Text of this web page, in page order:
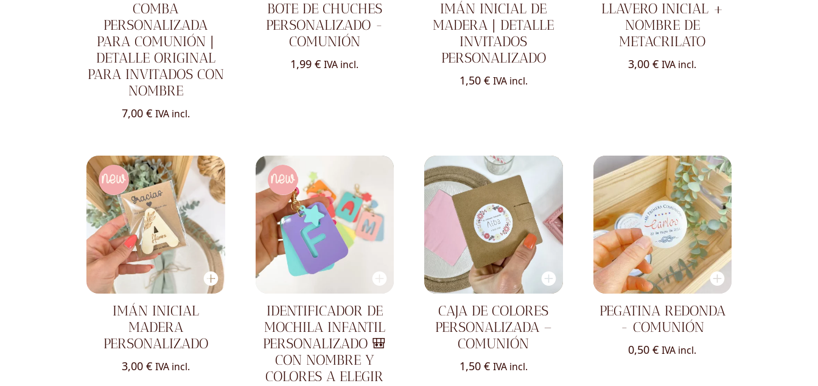
COMBA
PERSONALIZADA
PARA COMUNIÓN |
DETALLE ORIGINAL
PARA INVITADOS CON
NOMBRE
7,00 € IVA incl.
BOTE DE CHUCHES
PERSONALIZADO -
COMUNIÓN
1,99€ IVA incl.
IMÁN INICIAL DE
MADERA | DETALLE
INVITADOS
PERSONALIZADO
1,50 € IVA incl.
LLAVERO INICIAL +
NOMBRE DE
METACRILATO
3,00€ IVA incl.
IMÁN INICIAL
MADERA
PERSONALIZADO
3,00 € IVA incl.
IDENTIFICADOR DE
MOCHILA INFANTIL
PERSONALIZADO 🎒
CON NOMBRE Y
COLORES A ELEGIR
CAJA DE COLORES
PERSONALIZADA –
COMUNIÓN
1,50 € IVA incl.
PEGATINA REDONDA
- COMUNIÓN
0,50€ IVA incl.